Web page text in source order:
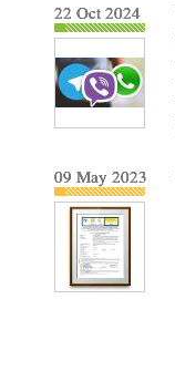
22 Oct 2024
09 May 2023